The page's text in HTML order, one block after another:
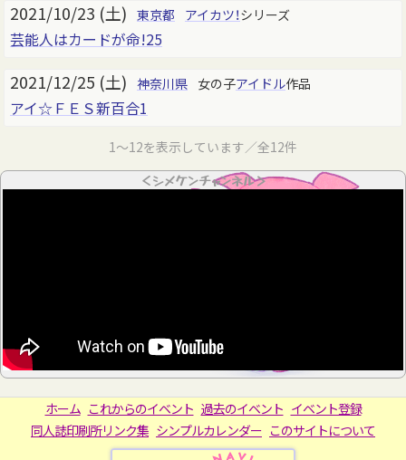
2021/10/23 (土) 東京都 アイカツ！シリーズ
芸能人はカードが命!25
2021/12/25 (土) 神奈川県 女の子アイドル作品
アイ☆ＦＥＳ新百合1
1～12を表示しています／全12件
＜シメケンチャンネル＞
ホーム これからのイベント 過去のイベント イベント登録
同人誌印刷所リンク集 シンプルカレンダー このサイトについて